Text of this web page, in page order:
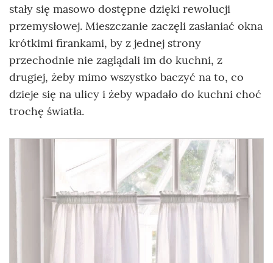
stały się masowo dostępne dzięki rewolucji
przemysłowej. Mieszczanie zaczęli zasłaniać okna
krótkimi firankami, by z jednej strony
przechodnie nie zaglądali im do kuchni, z
drugiej, żeby mimo wszystko baczyć na to, co
dzieje się na ulicy i żeby wpadało do kuchni choć
trochę światła.